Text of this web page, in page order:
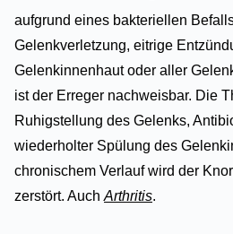
aufgrund eines bakteriellen
Gelenkverletzung, eitrige
Gelenkinnenhaut oder aller
ist der Erreger nachweisbar. Die
Ruhigstellung des Gelenks,
wiederholter Spülung des
chronischem Verlauf wird der
zerstört. Auch Arthritis.